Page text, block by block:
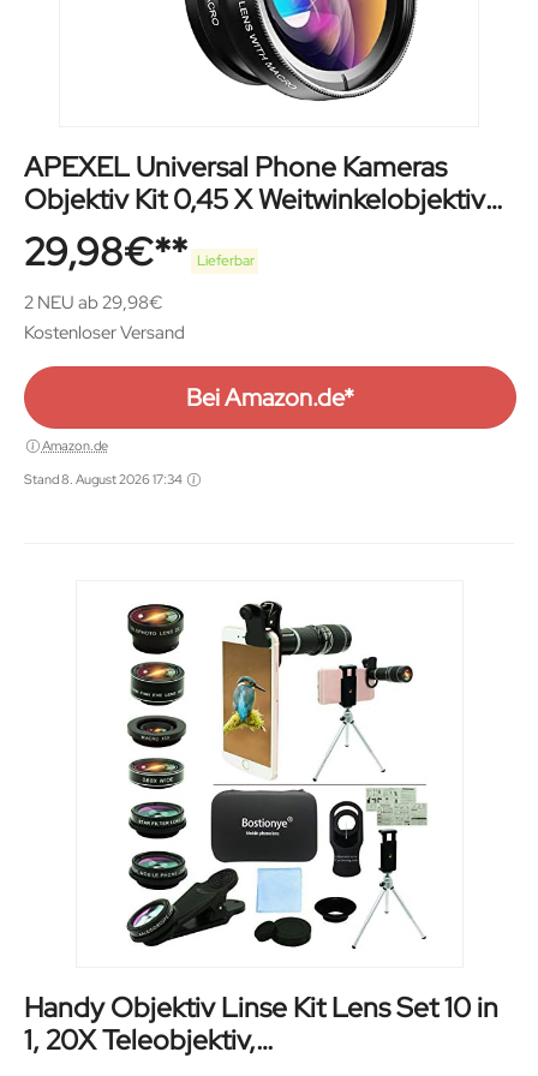
APEXEL Universal Phone Kameras
Objektiv Kit 0,45 X Weitwinkelobjektiv
140 ° + 12,5 X Macro Lens Clip-on
iPhone Objektiv für iPhone 8 7 6 Plus
Samsung und die meisten von Android
Smartphone
29,98€ Lieferbar
2 NEU ab 29,98€
Kostenloser Versand
Bei Amazon.de*
Amazon.de
Stand 8. August 2026 17:34
Handy Objektiv Linse Kit Lens Set 10 in
1, 20X Teleobjektiv,